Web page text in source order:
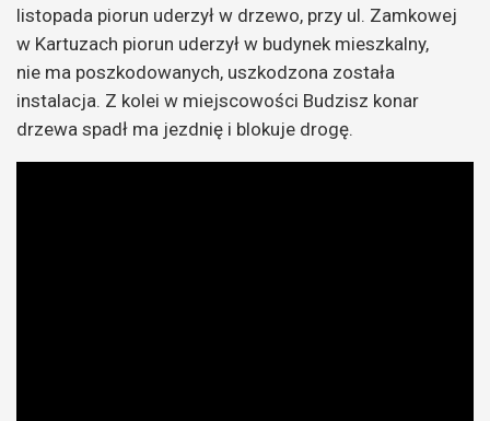
listopada piorun uderzył w drzewo, przy ul. Zamkowej
w Kartuzach piorun uderzył w budynek mieszkalny,
nie ma poszkodowanych, uszkodzona została
instalacja. Z kolei w miejscowości Budzisz konar
drzewa spadł ma jezdnię i blokuje drogę.